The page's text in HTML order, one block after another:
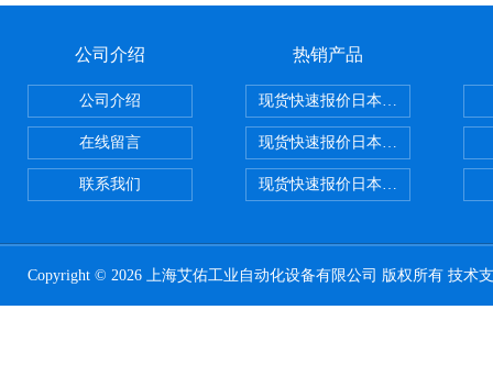
公司介绍
公司介绍
在线留言
联系我们
热销产品
现货快速报价日本SMC气动元件
现货快速报价日本SMC 气动元件
现货快速报价日本SMC气动元件
Copyright © 2026 上海艾佑工业自动化设备有限公司 版权所有 技术